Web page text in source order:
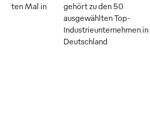
Mal in
gehört zu den 50
ausgewählten Top-
Industrieunternehmen in
Deutschland